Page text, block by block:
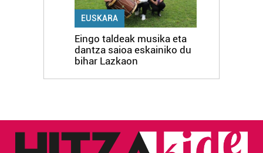
EUSKARA
Eingo taldeak musika eta
dantza saioa eskainiko du
bihar Lazkaon